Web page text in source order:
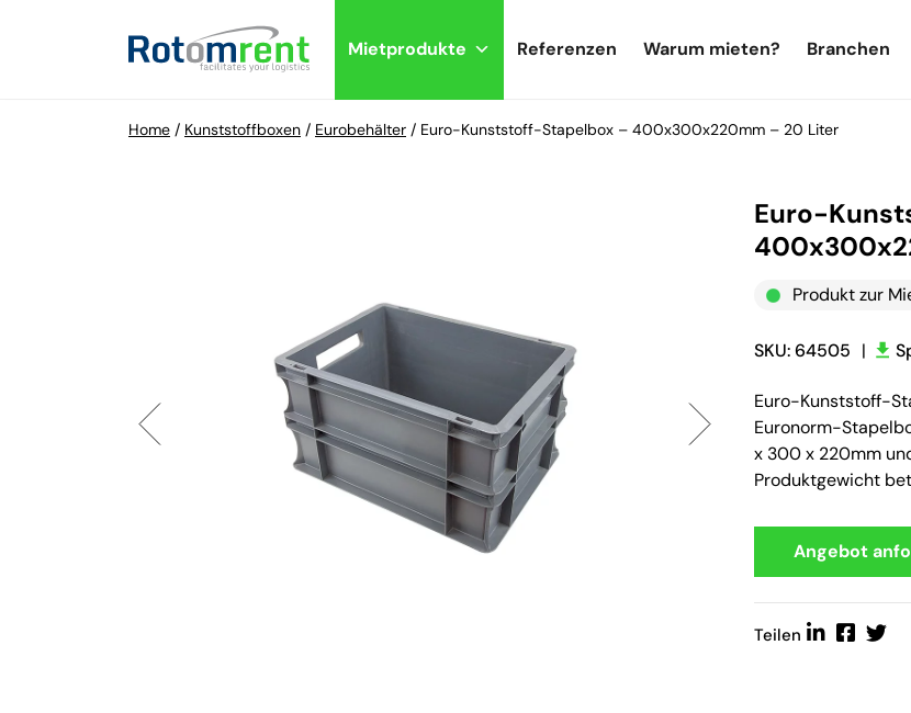
Mietprodukte Referenzen Warum mieten? Branchen
Home / Kunststoffboxen / Eurobehälter / Euro-Kunststoff-Stapelbox – 400x300x220mm – 20 Liter
Euro-
Produkt zur
SKU: 64505 |
Euro-Kunststoff-
Euronorm-
x 300 x 220mm
Produktgewicht
Angebot
Teilen